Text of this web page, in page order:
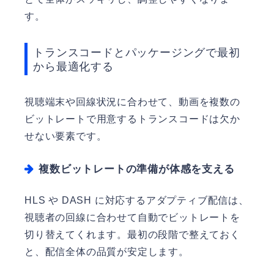
す。
トランスコードとパッケージングで最初
から最適化する
視聴端末や回線状況に合わせて、動画を複数の
ビットレートで用意するトランスコードは欠か
せない要素です。
複数ビットレートの準備が体感を支える
HLS や DASH に対応するアダプティブ配信は、
視聴者の回線に合わせて自動でビットレートを
切り替えてくれます。最初の段階で整えておく
と、配信全体の品質が安定します。